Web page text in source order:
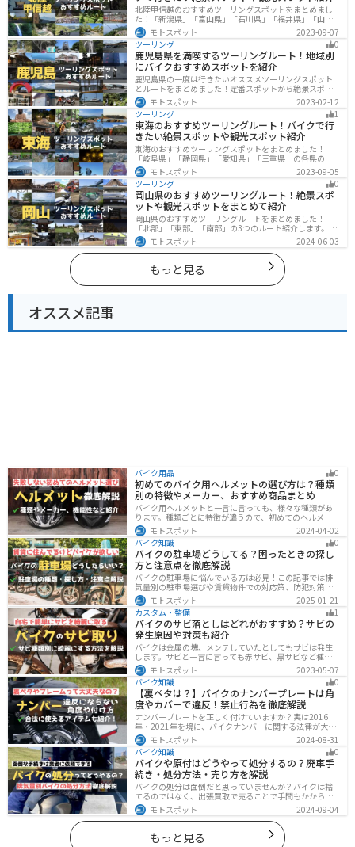
北陸甲信越のおすすめツーリングスポットをまとめまし
た！「新潟県」「富山県」「石川県」「福井県」「山梨
県」「長野県」の各県の観光地紹介します。自然豊かな
山々や湖、温泉地が点在し、四季折々の景色を楽しめる
スポットが多数あります。バイクで北陸甲信越にツーリ
ングに行く際は参考にしてください。
モトスポット
2023-09-07
ツーリング
0
鹿児島県を満喫するツーリングルート！地域別
にバイクおすすめスポットを紹介
鹿児島県の一度は行きたいオススメツーリングスポット
とルートをまとめました！定番スポットから絶景スポッ
ト、温泉、山、海、グルメなど様々なジャンルで楽しめ
ます。バイクで鹿児島ツーリングに行こうと思っている
人は、参考にしてください。
モトスポット
2023-02-12
ツーリング
1
東海のおすすめツーリングルート！バイクで行
きたい絶景スポットや観光スポット紹介
東海のおすすめツーリングスポットをまとめました！
「岐阜県」「静岡県」「愛知県」「三重県」の各県の観
光地紹介します。自然豊かな山々や湖、温泉地が点在
し、四季折々の景色を楽しめるスポットが多数ありま
す。バイクで東海にツーリングに行く際は参考にしてく
ださい。
モトスポット
2023-09-05
ツーリング
0
岡山県のおすすめツーリングルート！絶景スポ
ットや観光スポットをまとめて紹介
岡山県のおすすめツーリングルートをまとめました！
「北部」「東部」「南部」の3つのルート紹介します。岡
山市や倉敷市など、歴史ある街並みも魅力的で、バイク
ツーリングに最適なスポットが多数あります。バイクで
岡山県にツーリングに行く際は参考にしてください。
モトスポット 2024-06-03
もっと見る
オススメ記事
バイク用品 0
初めてのバイク用ヘルメットの選び方は？種類
別の特徴やメーカー、おすすめ商品まとめ
バイク用ヘルメットと一言に言っても、様々な種類があ
ります。種類ごとに特徴が違うので、初めてのヘルメッ
ト選びで失敗しないように、しっかりと理解して選ぶよ
うにしましょう。この記事では、特徴やメリットデメリ
ット、有名メーカーなど初心者が知っておくべきことを
まとめました。
モトスポット
2024-04-02
バイク知識
0
バイクの駐車場どうしてる？困ったときの探し
方と注意点を徹底解説
バイクの駐車場に悩んでいる方は必見！この記事では排
気量別の駐車場選びや賃貸物件での対応策、防犯対策を
解説します。実は駐車場の種類やマナーを押さえるだけ
で快適なバイクライフが実現可能です。記事を読み駐車
場探しのコツをぜひチェックしてください。
モトスポット
2025-01-21
カスタム・整備
1
バイクのサビ落としはどれがおすすめ？サビの
発生原因や対策も紹介
バイクは金属の塊、メンテしていたとしてもサビは発生
します。サビと一言に言っても赤サビ、黒サビなど種類
があります。サビごとに有効なサビ落とし剤は違うの
で、正しいサビ落とし剤を使う必要があります。この記
事ではサビの種類から対処法、オススメのサビ取り剤を
まとめました。
モトスポット
2023-05-07
バイク知識
0
【裏ペタは？】バイクのナンバープレートは角
度やカバーで違反！禁止行為を徹底解説
ナンバープレートを正しく付けていますか？実は2016
年・2021年を境に、バイクナンバーに関する法律が大き
く変わっています！角度やカバー、ステーなど昔は大丈
夫でも今は違法になるケースが発生します。正しく理解
して、今一度見直してみましょう。合法で使えるアイテ
ムも紹介します。
モトスポット
2024-08-31
バイク知識
0
バイクや原付はどうやって処分するの？廃車手
続き・処分方法・売り方を解説
バイクの処分は面倒だと思っていませんか？バイクは捨
てるのではなく、出張買取で売ることで手間もかからず
お金にできます。売る以外の選択肢も含めて処分方法を
まとめていますので、バイクを処分しようとしている人
は参考にしてください。
モトスポット 2024-09-04
もっと見る